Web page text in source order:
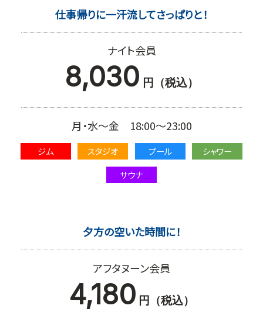
ナイト会員
仕事帰りに一汗流してさっぱりと！
8,030 円（税込）
月・水～金 18:00～23:00
ジム スタジオ プール
シャワー
サウナ
アフタヌーン会員
夕方の空いた時間に！
4,180 円（税込）